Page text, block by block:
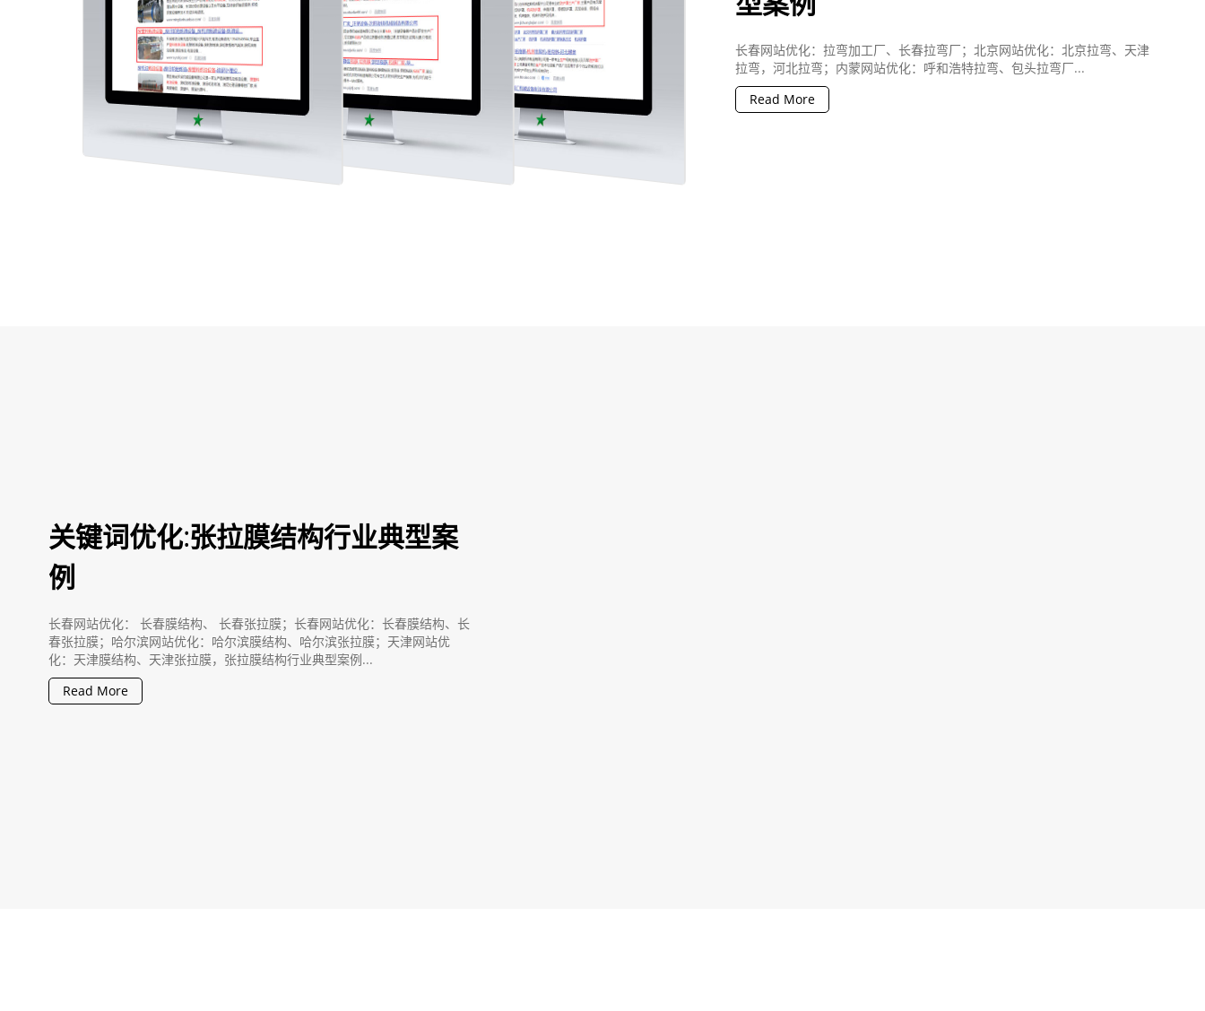
长春网站优化：拉弯加工厂、长春拉弯厂；北京网站优化：北京拉弯、天津
拉弯，河北拉弯；内蒙网站优化：呼和浩特拉弯、包头拉弯厂...
Read More
关键词优化:张拉膜结构行业典型案
例
长春网站优化： 长春膜结构、 长春张拉膜；长春网站优化：长春膜结构、长
春张拉膜；哈尔滨网站优化：哈尔滨膜结构、哈尔滨张拉膜；天津网站优
化：天津膜结构、天津张拉膜，张拉膜结构行业典型案例...
Read More